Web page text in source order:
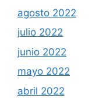
agosto 2022
julio 2022
junio 2022
mayo 2022
abril 2022